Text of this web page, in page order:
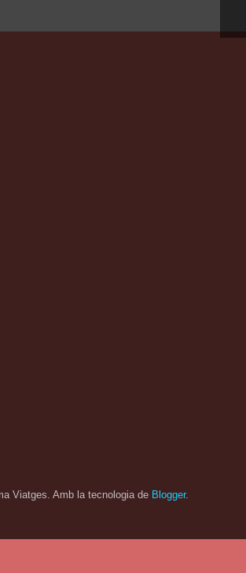
Viatges. Amb la tecnologia de Blogger.